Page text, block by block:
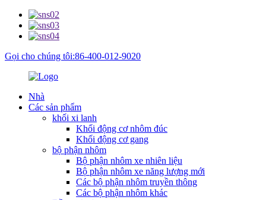
Gọi cho chúng tôi:86-400-012-9020
Nhà
Các sản phẩm
khối xi lanh
Khối động cơ nhôm đúc
Khối động cơ gang
bộ phận nhôm
Bộ phận nhôm xe nhiên liệu
Bộ phận nhôm xe năng lượng mới
Các bộ phận nhôm truyền thông
Các bộ phận nhôm khác